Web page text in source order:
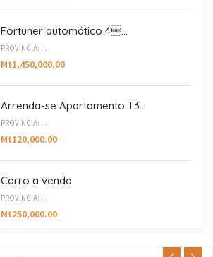
Fortuner automático 4...
PROVÍNCIA: ...
Mt1,450,000.00
Arrenda-se Apartamento T3...
PROVÍNCIA: ...
Mt120,000.00
Carro a venda
PROVÍNCIA: ...
Mt250,000.00